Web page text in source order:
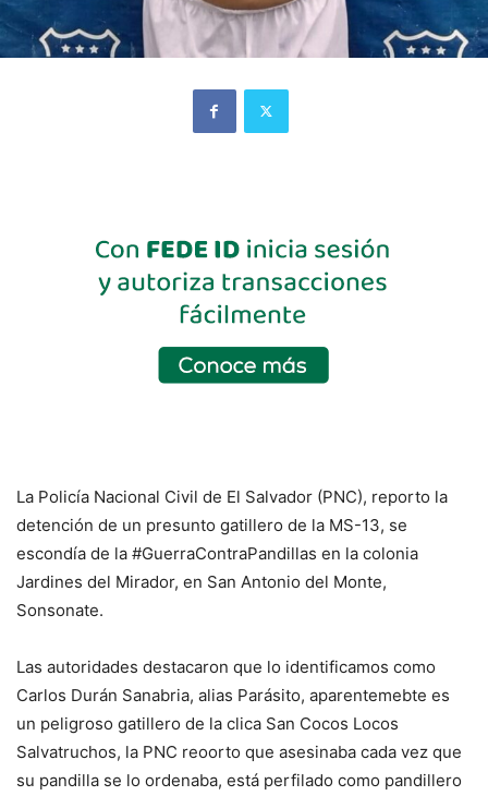
La Policía Nacional Civil de El Salvador (PNC), reporto la
detención de un presunto gatillero de la MS-13, se
escondía de la #GuerraContraPandillas en la colonia
Jardines del Mirador, en San Antonio del Monte,
Sonsonate.
Las autoridades destacaron que lo identificamos como
Carlos Durán Sanabria, alias Parásito, aparentemebte es
un peligroso gatillero de la clica San Cocos Locos
Salvatruchos, la PNC reoorto que asesinaba cada vez que
su pandilla se lo ordenaba, está perfilado como pandillero